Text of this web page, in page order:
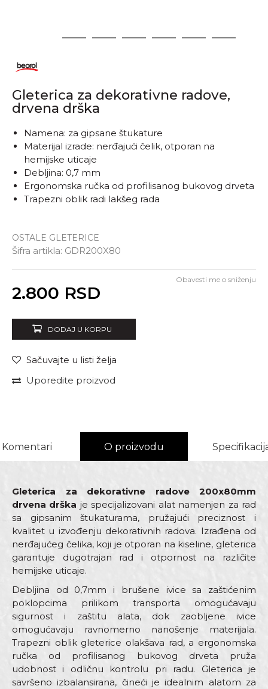
2 3 4 5 6 7
Gleterica za dekorativne radove,
drvena drška
OSTALE GLETERICE
Šifra artikla: GDR200X80
Namena: za gipsane štukature
Materijal izrade: nerđajući čelik, otporan na
hemijske uticaje
Debljina: 0,7 mm
Ergonomska ručka od profilisanog bukovog drveta
Trapezni oblik radi lakšeg rada
2.800 RSD
Obavesti me o sniženju
DODAJ U KORPU
Sačuvajte u listi želja
Uporedite proizvod
Komentari O proizvodu
Gleterica za dekorativne radove 200x80mm
drvena drška je specijalizovani alat namenjen za rad
sa gipsanim štukaturama, pružajući preciznost i
kvalitet u izvođenju dekorativnih radova. Izrađena od
nerđajućeg čelika, koji je otporan na kiseline, gleterica
garantuje dugotrajan rad i otpornost na različite
hemijske uticaje.
Debljina od 0,7mm i brušene ivice sa zaštićenim
poklopcima prilikom transporta omogućavaju
sigurnost i zaštitu alata, dok zaobljene ivice
omogućavaju ravnomerno nanošenje materijala.
Trapezni oblik gleterice olakšava rad, a ergonomska
ručka od profilisanog bukovog drveta pruža
udobnost i odličnu kontrolu pri radu. Gleterica je
savršeno izbalansirana, čineći je idealnim alatom za